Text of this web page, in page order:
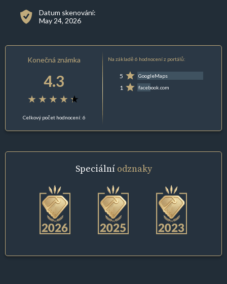
Datum skenování:
May 24, 2026
Konečná známka
4.3
Celkový počet hodnocení: 6
Na základě 6 hodnocení z portálů:
5 GoogleMaps
1 facebook.com
Speciální odznaky